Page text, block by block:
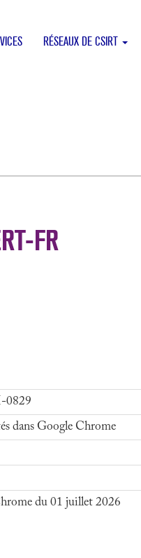
RÉSEAUX DE CSIRT
FR
0829
dans Google Chrome
du 01 juillet 2026